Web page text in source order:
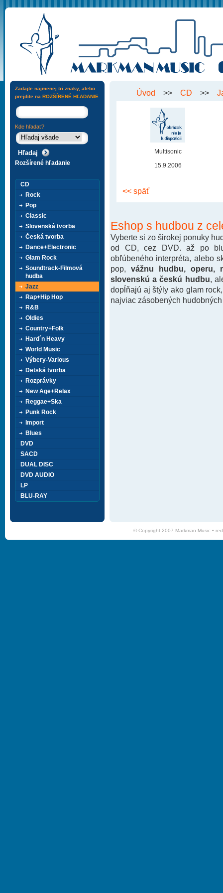
Úvod >> CD >>
Multisonic
15.9.2006
<< späť
Eshop s hudbou z
Vyberte si zo širokej ponuky
od CD, cez DVD. až po
obľúbeného interpréta, alebo
pop, vážnu hudbu, operu,
slovenskú a českú hudbu ,
dopĺňajú aj štýly ako glam
najviac zásobených
Zadajte najmenej tri znaky, alebo
prejdite na ROZŠÍRENÉ HĽADANIE
Kde hľadať?
Rozšírené hľadanie
CD
Rock
Pop
Classic
Slovenská tvorba
Česká tvorba
Dance+Electronic
Glam Rock
Soundtrack-Filmová
hudba
Jazz
Rap+Hip Hop
R&B
Oldies
Country+Folk
Hard´n Heavy
World Music
Výbery-Various
Detská tvorba
Rozprávky
New Age+Relax
Reggae+Ska
Punk Rock
Import
Blues
DVD
SACD
DUAL DISC
DVD AUDIO
LP
BLU-RAY
© Copyright 2007 Markman Music •